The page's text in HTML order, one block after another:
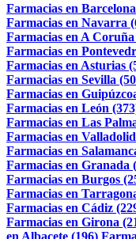
Farmacias en
Farmacias en Navarra
Farmacias en A Coruña
Farmacias en
Farmacias en Asturias
Farmacias en Sevilla
Farmacias en
Farmacias en León
Farmacias en Las
Farmacias en
Farmacias en
Farmacias en Granada
Farmacias en Burgos
Farmacias en
Farmacias en Cádiz
Farmacias en Girona
en Albacete (196)